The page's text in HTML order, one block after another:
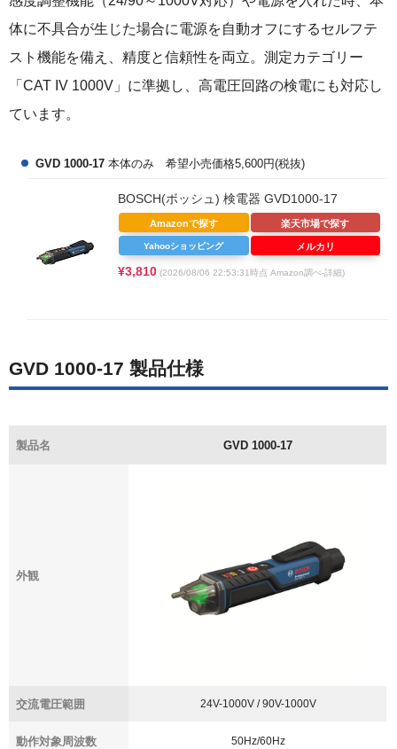
体に不具合が生じた場合に電源を自動オフにするセルフテ
スト機能を備え、精度と信頼性を両立。測定カテゴリー
「CAT IV 1000V」に準拠し、高電圧回路の検電にも対応し
ています。
GVD 1000-17 本体のみ 希望小売価格5,600円(税抜)
BOSCH(ボッシュ) 検電器 GVD1000-17
¥3,810 (2026/08/06 22:53:31時点 Amazon調べ-詳細)
Amazonで探す 楽天市場で探す
Yahooショッピング メルカリ
GVD 1000-17 製品仕様
製品名 GVD 1000-17
外観
交流電圧範囲 24V-1000V / 90V-1000V
動作対象周波数 50Hz/60Hz